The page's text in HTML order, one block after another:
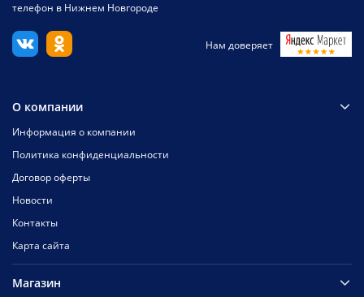
телефон в Нижнем Новгороде
Нам доверяет
О компании
Информация о компании
Политика конфиденциальности
Договор оферты
Новости
Контакты
Карта сайта
Магазин